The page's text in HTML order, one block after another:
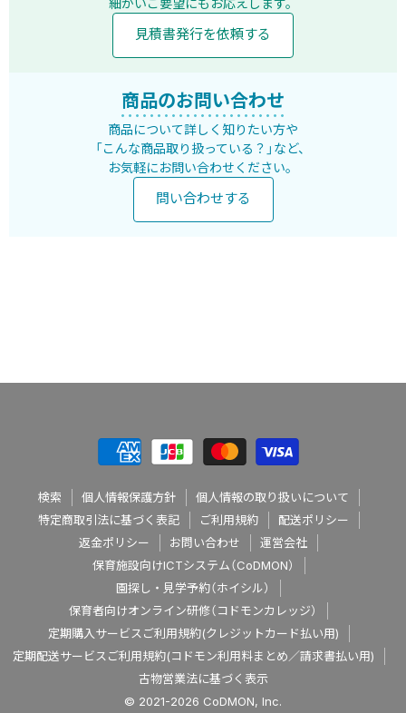
細かいご要望にもお応えします。
見積書発行を依頼する
商品のお問い合わせ
商品について詳しく知りたい方や
「こんな商品取り扱っている？」など、
お気軽にお問い合わせください。
問い合わせする
検索 個人情報保護方針
個人情報の取り扱いについて
特定商取引法に基づく表記
ご利用規約
配送ポリシー
返金ポリシー
お問い合わせ
運営会社
保育施設向けICTシステム（CoDMON）
園探し・見学予約（ホイシル）
保育者向けオンライン研修（コドモンカレッジ）
定期購入サービスご利用規約(クレジットカード払い用)
定期配送サービスご利用規約(コドモン利用料まとめ／請求書払い用)
古物営業法に基づく表示
© 2021-2026 CoDMON, Inc.